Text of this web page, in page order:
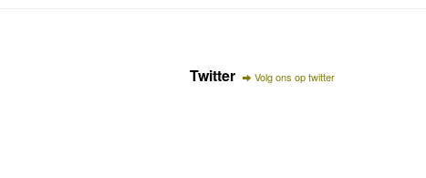
Twitter Volg ons op twitter